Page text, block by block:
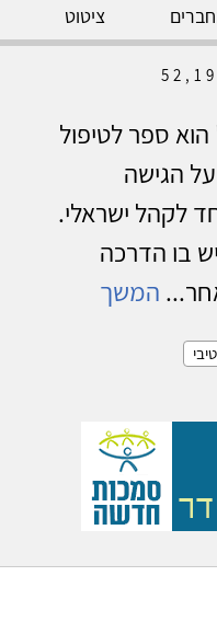
ציטוט
ספר לטיפול
הגישה
לקהל ישראלי.
בו הדרכה
המשך